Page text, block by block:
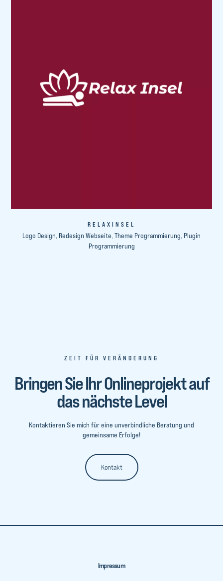
RELAXINSEL
Logo Design, Redesign Webseite, Theme Programmierung, Plugin
Programmierung
ZEIT FÜR VERÄNDERUNG
Bringen Sie Ihr Onlineprojekt auf
das nächste Level
Kontaktieren Sie mich für eine unverbindliche Beratung und
gemeinsame Erfolge!
Kontakt
Impressum